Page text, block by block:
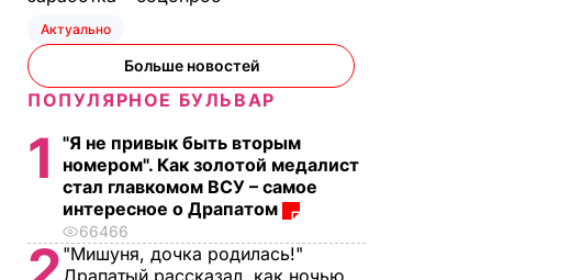
Актуально
Больше новостей
ПОПУЛЯРНОЕ БУЛЬВАР
1
"Я не привык быть вторым
номером". Как золотой медалист
стал главкомом ВСУ – самое
интересное о Драпатом
66466
"Мишуня, дочка родилась!"
Драпатый рассказал, как ночью